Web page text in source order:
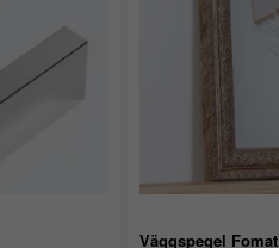
Väggspegel Fomat